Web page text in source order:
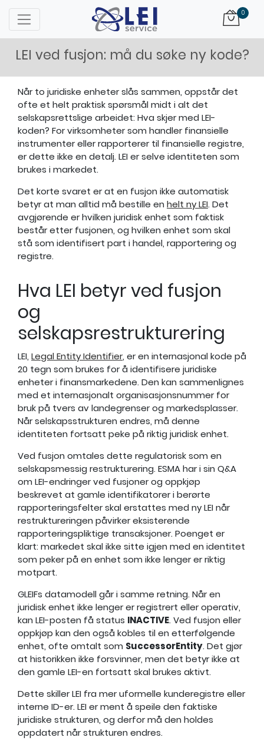
0
LEI ved fusjon: må du søke ny kode?
Når to juridiske enheter slås sammen, oppstår det
ofte et helt praktisk spørsmål midt i alt det
selskapsrettslige arbeidet: Hva skjer med LEI-
koden? For virksomheter som handler finansielle
instrumenter eller rapporterer til finansielle registre,
er dette ikke en detalj. LEI er selve identiteten som
brukes i markedet.
Det korte svaret er at en fusjon ikke automatisk
betyr at man alltid må bestille en helt ny LEI. Det
avgjørende er hvilken juridisk enhet som faktisk
består etter fusjonen, og hvilken enhet som skal
stå som identifisert part i handel, rapportering og
registre.
Hva LEI betyr ved fusjon
og
selskapsrestrukturering
LEI, Legal Entity Identifier, er en internasjonal kode på
20 tegn som brukes for å identifisere juridiske
enheter i finansmarkedene. Den kan sammenlignes
med et internasjonalt organisasjonsnummer for
bruk på tvers av landegrenser og markedsplasser.
Når selskapsstrukturen endres, må denne
identiteten fortsatt peke på riktig juridisk enhet.
Ved fusjon omtales dette regulatorisk som en
selskapsmessig restrukturering. ESMA har i sin Q&A
om LEI-endringer ved fusjoner og oppkjøp
beskrevet at gamle identifikatorer i berørte
rapporteringsfelter skal erstattes med ny LEI når
restruktureringen påvirker eksisterende
rapporteringspliktige transaksjoner. Poenget er
klart: markedet skal ikke sitte igjen med en identitet
som peker på en enhet som ikke lenger er riktig
motpart.
GLEIFs datamodell går i samme retning. Når en
juridisk enhet ikke lenger er registrert eller operativ,
kan LEI-posten få status INACTIVE. Ved fusjon eller
oppkjøp kan den også kobles til en etterfølgende
enhet, ofte omtalt som SuccessorEntity. Det gjør
at historikken ikke forsvinner, men det betyr ikke at
den gamle LEI-en fortsatt skal brukes aktivt.
Dette skiller LEI fra mer uformelle kunderegistre eller
interne ID-er. LEI er ment å speile den faktiske
juridiske strukturen, og derfor må den holdes
oppdatert når strukturen endres.